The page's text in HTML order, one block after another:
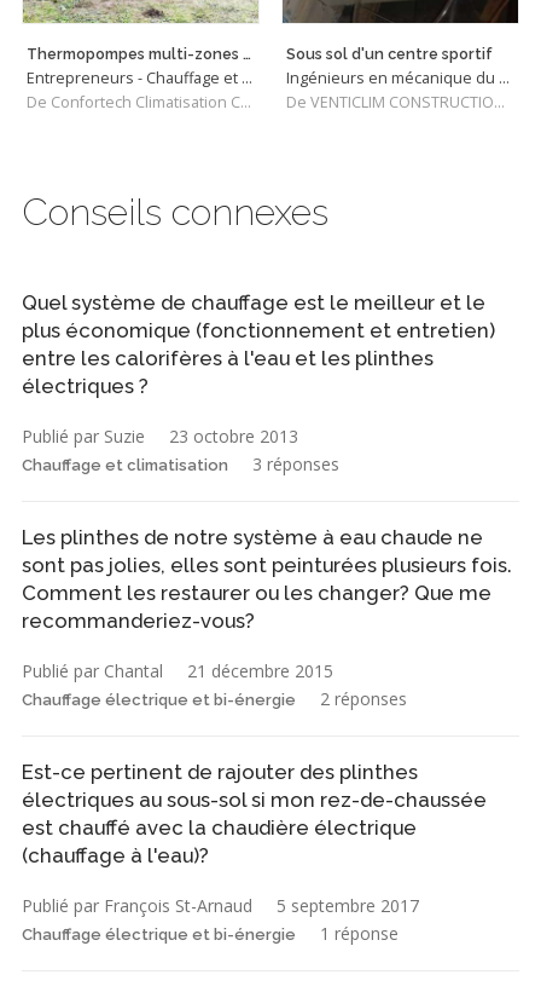
Thermopompes multi-zones Mitsubishi Electric
Entrepreneurs - Chauffage et Climatisation
De Confortech Climatisation Chauffage
Sous sol d'un centre sportif
Ingénieurs en mécanique du bâtiment
De VENTICLIM CONSTRUCTIONS INC
Conseils connexes
Quel système de chauffage est le meilleur et le
plus économique (fonctionnement et entretien)
entre les calorifères à l'eau et les plinthes
électriques ?
Publié par Suzie 23 octobre 2013
Chauffage et climatisation 3 réponses
Les plinthes de notre système à eau chaude ne
sont pas jolies, elles sont peinturées plusieurs fois.
Comment les restaurer ou les changer? Que me
recommanderiez-vous?
Publié par Chantal 21 décembre 2015
Chauffage électrique et bi-énergie 2 réponses
Est-ce pertinent de rajouter des plinthes
électriques au sous-sol si mon rez-de-chaussée
est chauffé avec la chaudière électrique
(chauffage à l'eau)?
Publié par François St-Arnaud 5 septembre 2017
Chauffage électrique et bi-énergie 1 réponse